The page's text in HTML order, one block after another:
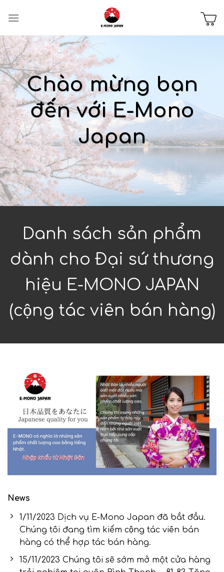
đến
dung
Chào mừng bạn
đến với E-Mono
Japan
Danh sách sản phẩm
dành cho Đại sứ thương
hiệu E-MONO JAPAN
(cộng tác viên bán hàng)
News
1/11/2023 Dịch vụ E-Mono Japan đã bắt đầu.
Chúng tôi đang tìm kiếm cộng tác viên bán
hàng có thể hợp tác bán hàng.
15/11/2023 Chúng tôi sẽ sớm mở một cửa hàng